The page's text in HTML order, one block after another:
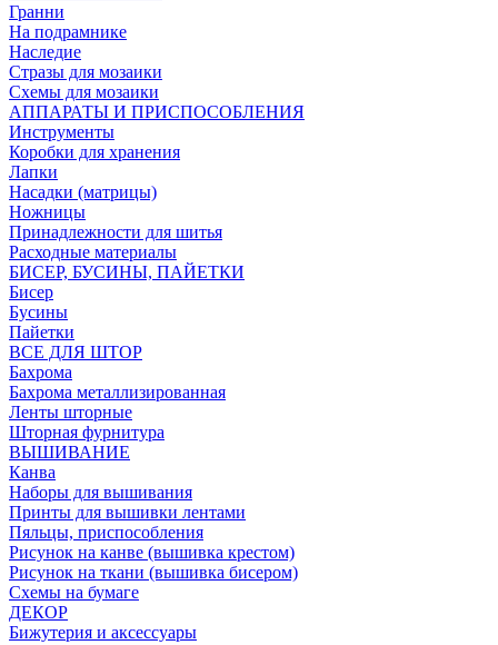
Гранни
На подрамнике
Наследие
Стразы для мозаики
Схемы для мозаики
АППАРАТЫ И ПРИСПОСОБЛЕНИЯ
Инструменты
Коробки для хранения
Лапки
Насадки (матрицы)
Ножницы
Принадлежности для шитья
Расходные материалы
БИСЕР, БУСИНЫ, ПАЙЕТКИ
Бисер
Бусины
Пайетки
ВСЕ ДЛЯ ШТОР
Бахрома
Бахрома металлизированная
Ленты шторные
Шторная фурнитура
ВЫШИВАНИЕ
Канва
Наборы для вышивания
Принты для вышивки лентами
Пяльцы, приспособления
Рисунок на канве (вышивка крестом)
Рисунок на ткани (вышивка бисером)
Схемы на бумаге
ДЕКОР
Бижутерия и аксессуары